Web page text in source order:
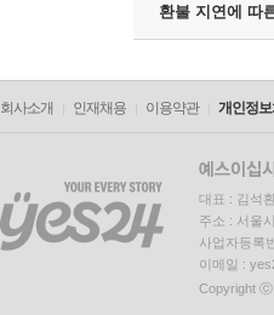
환불 지연에 따
회사소개 인재채용 이용약관 개인정
대표 : 김석
주소 : 서울
사업자등록
이메일 :
Copyright ⓒ